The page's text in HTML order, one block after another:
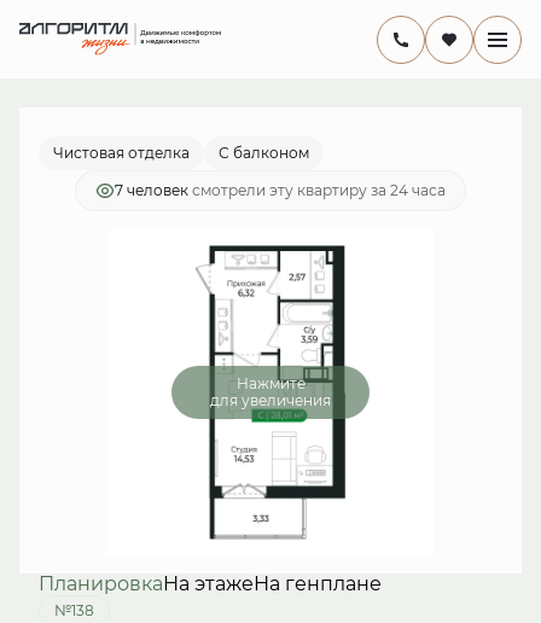
Студия 27 м
5 942 241 руб.
от 17 289 руб./мес.
Чистовая отделка С балконом
7 человек смотрели эту квартиру за 24 часа
Нажмите
для увеличения
ПланировкаНа этажеНа генплане
№138